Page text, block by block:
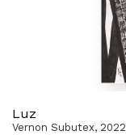
Luz
Vernon Subutex, 2022